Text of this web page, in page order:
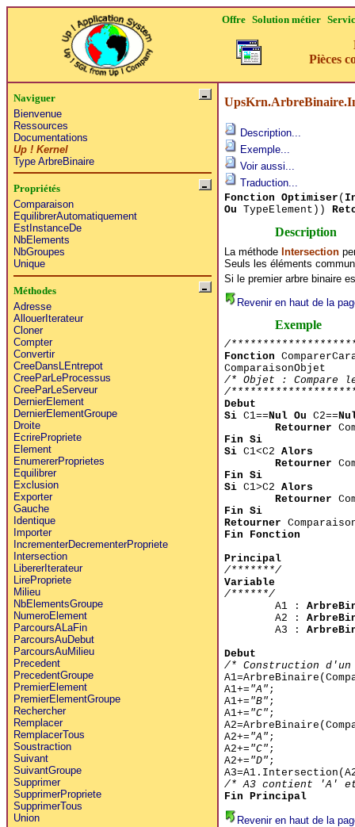
Offre Solution métier
Pièces
Naviguer
Bienvenue
Ressources
Documentations
Up ! Kernel
Type ArbreBinaire
Propriétés
Comparaison
EquilibrerAutomatiquement
EstInstanceDe
NbElements
NbGroupes
Unique
Méthodes
Adresse
AllouerIterateur
Cloner
Compter
Convertir
CreeDansLEntrepot
CreeParLeProcessus
CreeParLeServeur
DernierElement
DernierElementGroupe
Droite
EcrirePropriete
Element
EnumererProprietes
Equilibrer
Exclusion
Exporter
Gauche
Identique
Importer
IncrementerDecrementerPropriete
Intersection
LibererIterateur
LirePropriete
Milieu
NbElementsGroupe
NumeroElement
ParcoursALaFin
ParcoursAuDebut
ParcoursAuMilieu
Precedent
PrecedentGroupe
PremierElement
PremierElementGroupe
Rechercher
Remplacer
RemplacerTous
Soustraction
Suivant
SuivantGroupe
Supprimer
SupprimerPropriete
SupprimerTous
Union
Description...
Exemple...
Voir aussi...
Traduction...
Fonction Optimiser (
Ou TypeElement))
Description
La méthode Intersection
Seuls les éléments
Si le premier arbre binaire
Revenir en haut de la
Exemple
/
Fonction
ComparaisonObjet
/* Objet : Compare
/
Debut
SiC1==Nul Ou C2==
Retourner
Fin Si
SiC1<C2 Alors
Retourner
Fin Si
SiC1>C2 Alors
Retourner
Fin Si
Retourner
Fin Fonction
Principal
/*******/
Variable
/******/
A1 :
A2 :
A3 :
Debut
/* Construction
A1+= "A" ;
A1+= "B" ;
A1+= "C" ;
A2+= "A" ;
A2+= "C" ;
A2+= "D" ;
/* A3 contient 'A'
Fin Principal
Revenir en haut de la